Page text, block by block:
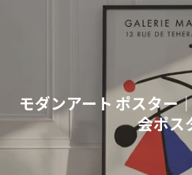
モダンアート ポスター｜
会ポス